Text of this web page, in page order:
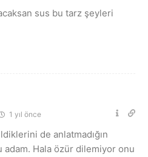
sus bu tarz şeyleri
1 yıl önce
de anlatmadığın
Hala özür dilemiyor onu